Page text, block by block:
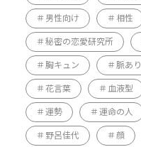
男性向け 相性
秘密の恋愛研究所
胸キュン 脈あり
花言葉 血液型
運勢 運命の人
野呂佳代 顔